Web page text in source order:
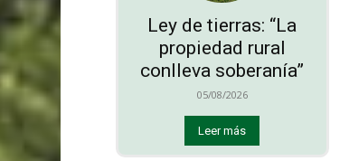
Ley de tierras: “La
propiedad rural
conlleva soberanía”
05/08/2026
Leer más